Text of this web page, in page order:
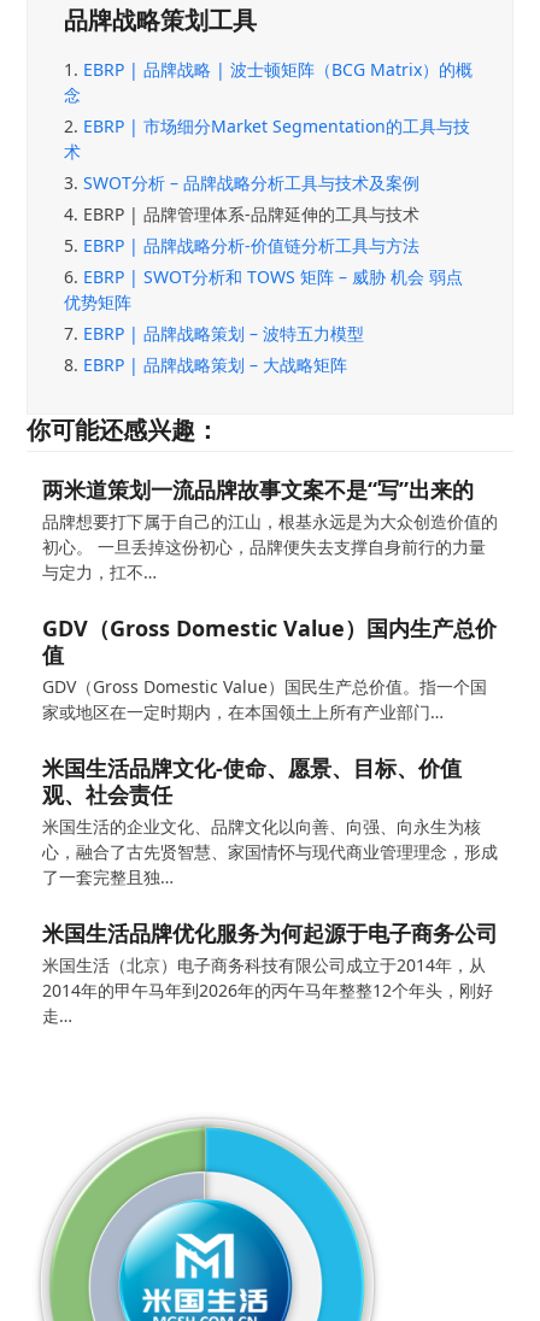
品牌战略策划工具
1. EBRP | 品牌战略 | 波士顿矩阵（BCG Matrix）的概
念
2. EBRP | 市场细分Market Segmentation的工具与技
术
3. SWOT分析 – 品牌战略分析工具与技术及案例
4. EBRP | 品牌管理体系-品牌延伸的工具与技术
5. EBRP | 品牌战略分析-价值链分析工具与方法
6. EBRP | SWOT分析和 TOWS 矩阵 – 威胁 机会 弱点
优势矩阵
7. EBRP | 品牌战略策划 – 波特五力模型
8. EBRP | 品牌战略策划 – 大战略矩阵
你可能还感兴趣：
两米道策划一流品牌故事文案不是“写”出来的
品牌想要打下属于自己的江山，根基永远是为大众创造价值的
初心。 一旦丢掉这份初心，品牌便失去支撑自身前行的力量
与定力，扛不…
GDV（Gross Domestic Value）国内生产总价
值
GDV（Gross Domestic Value）国民生产总价值。指一个国
家或地区在一定时期内，在本国领土上所有产业部门…
米国生活品牌文化-使命、愿景、目标、价值
观、社会责任
米国生活的企业文化、品牌文化以向善、向强、向永生为核
心，融合了古先贤智慧、家国情怀与现代商业管理理念，形成
了一套完整且独…
米国生活品牌优化服务为何起源于电子商务公司
米国生活（北京）电子商务科技有限公司成立于2014年，从
2014年的甲午马年到2026年的丙午马年整整12个年头，刚好
走…